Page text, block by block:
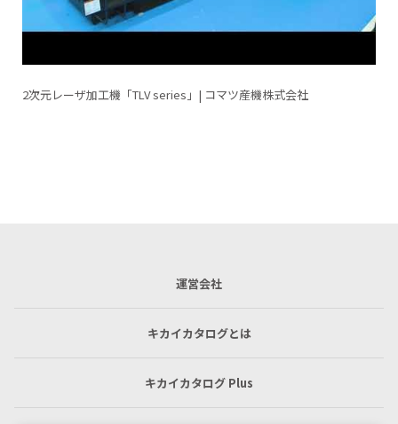
振子モーションの設定で高生産性を確保｜サーボプレ
運営会社
キカイカタログとは
キカイカタログ Plus